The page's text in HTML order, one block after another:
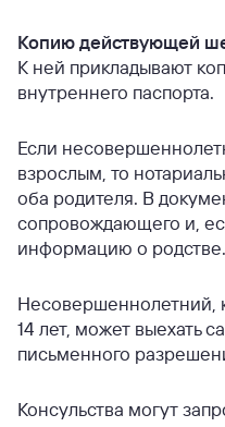
Копию действующей
К ней прикладывают
внутреннего паспорта.
Если
взрослым, то
оба родителя. В
сопровождающего и,
информацию о родстве.
Несовершеннолетний,
14 лет, может выехать
письменного
Консульства могут